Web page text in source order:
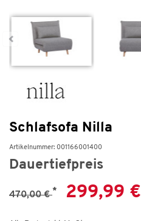
Schlafsofa Nilla
Artikelnummer: 001166001400
Dauertiefpreis
470,00 €* 299,99 €